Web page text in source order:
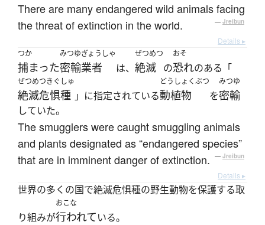
There are many endangered wild animals facing
the threat of extinction in the world.
— Jreibun
Details ▸
つか
捕まった
みつゆぎょうしゃ
密輸業者 は、
ぜつめつ
絶滅 の
おそ
恐れのある「
ぜつめつきぐしゅ
絶滅危惧種 」に指定されている
どうしょくぶつ
動植物 を
みつゆ
密輸
していた。
The smugglers were caught smuggling animals
and plants designated as “endangered species”
that are in imminent danger of extinction.
— Jreibun
Details ▸
世界の多くの国で絶滅危惧種の野生動物を保護する取
り組みが
おこな
行われている。